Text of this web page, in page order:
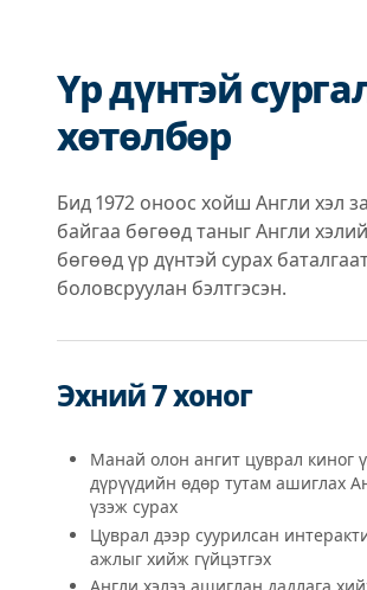
Үр дүнтэй
хөтөлбөр
Бид 1972 оноос хойш Англи хэл
байгаа бөгөөд таныг Англи
бөгөөд үр дүнтэй сурах
боловсруулан бэлтгэсэн.
Эхний 7 хоног
Манай олон ангит цуврал киног
дүрүүдийн өдөр тутам ашиглах
үзэж сурах
Цуврал дээр суурилсан
ажлыг хийж гүйцэтгэх